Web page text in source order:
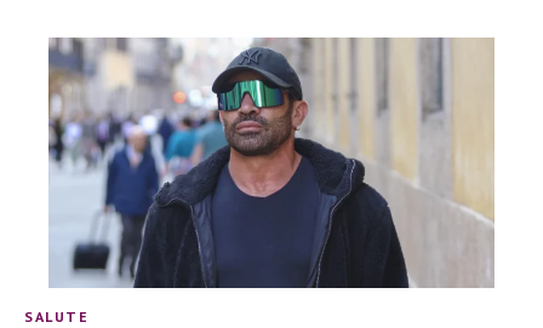
SALUTE